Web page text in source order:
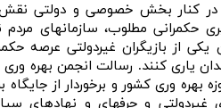
ها در کنار بخش خصوصی و دولتی
حکمرانی مطلوب، سازمانهای
از بازیگران غیردولتی عرصه
یاری کنند. رسالت انجمن بهره وری
بهره وری کشور و برخوردار از
و حرفهای و نهادهای